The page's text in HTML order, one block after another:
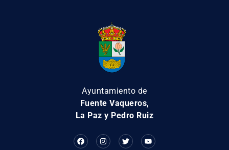
Ayuntamiento de
Fuente Vaqueros,
La Paz y Pedro Ruiz